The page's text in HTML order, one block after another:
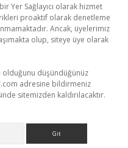
Yer Sağlayıcı olarak hizmet
proaktif olarak denetleme
Ancak, üyelerimiz
olup, siteye üye olarak
olduğunu düşündüğünüz
adresine bildirmeniz
sitemizden kaldırılacaktır.